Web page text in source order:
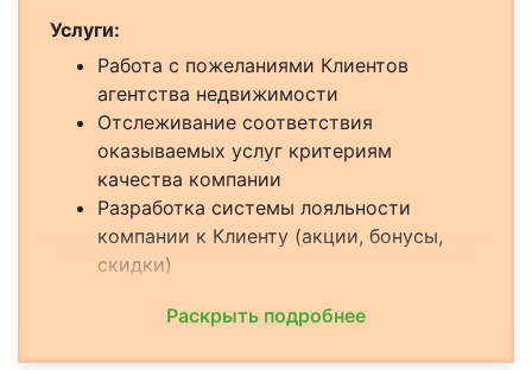
Услуги:
Работа с пожеланиями Клиентов
агентства недвижимости
Отслеживание соответствия
оказываемых услуг критериям
качества компании
Разработка системы лояльности
компании к Клиенту (акции, бонусы,
скидки)
Раскрыть подробнее